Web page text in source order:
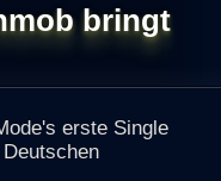
bringt
erste Single